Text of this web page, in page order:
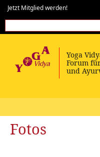
Jetzt Mitglied werden!
Fotos